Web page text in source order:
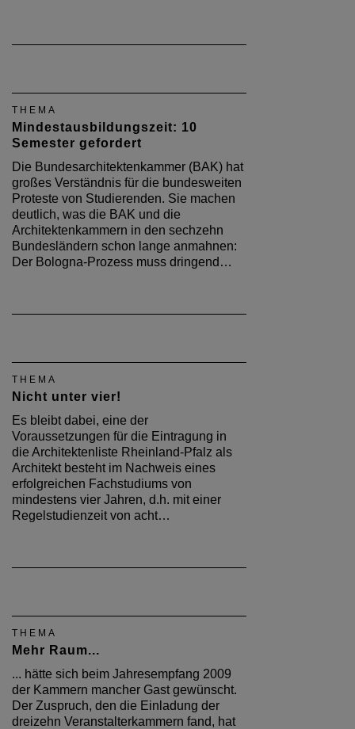
THEMA
Mindestausbildungszeit: 10
Semester gefordert
Die Bundesarchitektenkammer (BAK) hat
großes Verständnis für die bundesweiten
Proteste von Studierenden. Sie machen
deutlich, was die BAK und die
Architektenkammern in den sechzehn
Bundesländern schon lange anmahnen:
Der Bologna-Prozess muss dringend…
THEMA
Nicht unter vier!
Es bleibt dabei, eine der
Voraussetzungen für die Eintragung in
die Architektenliste Rheinland-Pfalz als
Architekt besteht im Nachweis eines
erfolgreichen Fachstudiums von
mindestens vier Jahren, d.h. mit einer
Regelstudienzeit von acht…
THEMA
Mehr Raum...
... hätte sich beim Jahresempfang 2009
der Kammern mancher Gast gewünscht.
Der Zuspruch, den die Einladung der
dreizehn Veranstalterkammern fand, hat